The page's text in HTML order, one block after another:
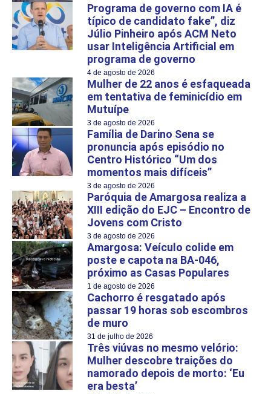
Programa de governo com IA é
típico de candidato fake”, diz
Júlio Pinheiro após ACM Neto
usar Inteligência Artificial em
programa de governo
4 de agosto de 2026
Mulher de 22 anos é esfaqueada
em tentativa de feminicídio em
Mutuípe
3 de agosto de 2026
Família de Darino Sena se
pronuncia após episódio no
Centro Histórico “Um dos
momentos mais difíceis”
3 de agosto de 2026
Paróquia de Amargosa realiza a
XIII edição do EJC – Encontro de
Jovens com Cristo
3 de agosto de 2026
Amargosa: Veículo colide em
poste e capota na BA-046,
próximo as Casas Populares
1 de agosto de 2026
Cachorro é resgatado após
passar 19 horas sob escombros
de muro
31 de julho de 2026
Três viúvas no mesmo velório:
Mulher descobre traições do
namorado depois de morto: ‘Eu
era besta’